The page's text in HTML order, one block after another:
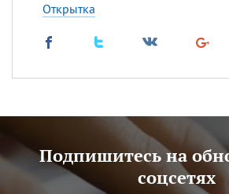
Открытка
Подпишитесь на
соцсетях